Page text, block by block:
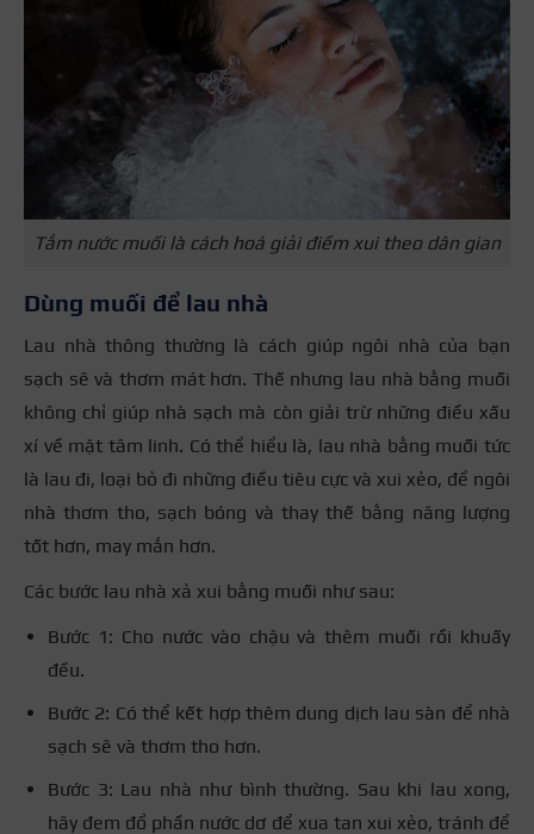
Tắm nước muối là cách hoá giải điềm xui theo dân gian
Dùng muối để lau nhà
Lau nhà thông thường là cách giúp ngôi nhà của bạn
sạch sẽ và thơm mát hơn. Thế nhưng lau nhà bằng muối
không chỉ giúp nhà sạch mà còn giải trừ những điều xấu
xí về mặt tâm linh. Có thể hiểu là, lau nhà bằng muối tức
là lau đi, loại bỏ đi những điều tiêu cực và xui xẻo, để ngôi
nhà thơm tho, sạch bóng và thay thế bằng năng lượng
tốt hơn, may mắn hơn.
Các bước lau nhà xả xui bằng muối như sau:
Bước 1: Cho nước vào chậu và thêm muối rồi khuấy
đều.
Bước 2: Có thể kết hợp thêm dung dịch lau sàn để nhà
sạch sẽ và thơm tho hơn.
Bước 3: Lau nhà như bình thường. Sau khi lau xong,
hãy đem đổ phần nước dơ để xua tan xui xẻo, tránh để